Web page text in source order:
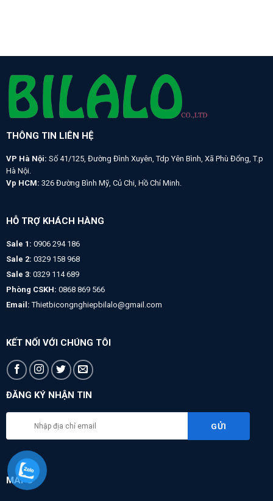
THÔNG TIN LIÊN HỆ
VP Hà Nội: Số 41/125, Đường Đình Xuyên, Tdp Yên Bình, Xã Phù Đổng, T.p
Hà Nội.
Vp HCM: 326 Đường Bình Mỹ, Củ Chi, Hồ Chí Minh.
HỖ TRỢ KHÁCH HÀNG
Sale 1: 0906 294 186
Sale 2: 0329 158 968
Sale 3: 0329 114 689
Phòng CSKH: 0868 869 566
Email: Thietbicongnghiepbilalo@gmail.com
KẾT NỐI VỚI CHÚNG TÔI
ĐĂNG KÝ NHẬN TIN
MAPS